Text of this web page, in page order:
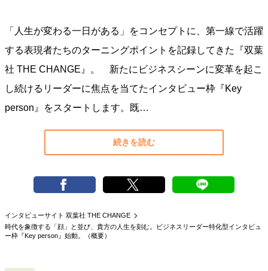
夢を掴む選択
トップが描く未来
重圧との向き合い方 一流のルーティン
20代の現在地
忘れられない言葉
10代・20代の土台
ライフスタイル・生き方
「人生が変わる一日がある」をコンセプトに、第一線で活躍
する表現者たちのターニングポイントを記録してきた『双葉
社 THE CHANGE』。 新たにビジネスシーンに変革を起こ
し続けるリーダーに焦点を当てたインタビュー枠『Key
person』をスタートします。既…
続きを読む
インタビューサイト 双葉社 THE CHANGE
時代を象徴する「顔」と並び、貴方の人生を刻む。ビジネスリーダー特化型インタビュ
ー枠『Key person』始動。（概要）